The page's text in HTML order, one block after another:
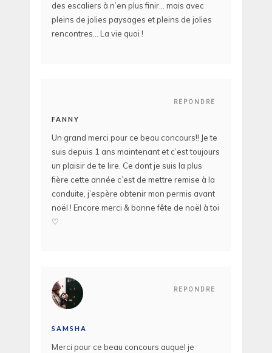
des escaliers à n’en plus finir… mais avec
pleins de jolies paysages et pleins de jolies
rencontres… La vie quoi !
REPONDRE
FANNY
Un grand merci pour ce beau concours!! Je te
suis depuis 1 ans maintenant et c’est toujours
un plaisir de te lire. Ce dont je suis la plus
fière cette année c’est de mettre remise à la
conduite, j’espère obtenir mon permis avant
noël ! Encore merci & bonne fête de noël à toi
♡
REPONDRE
SAMSHA
Merci pour ce beau concours auquel je